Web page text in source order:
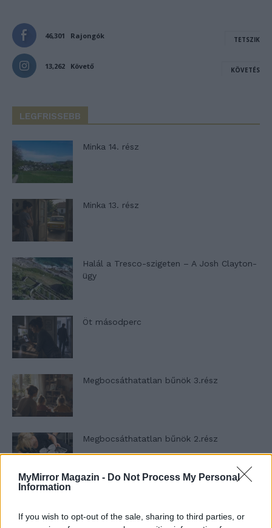
MyMirror Magazin - Do Not Process My Personal
Information
If you wish to opt-out of the sale, sharing to third parties, or
46,301 Rajongók TETSZIK
13,262 Követő KÖVETÉS
LEGFRISSEBB
Minka 14. rész
Minka 13. rész
Halál a Tresco-szigeten – A Josh Clayton-
ügy
Öt másodperc
Megbocsáthatatlan bűnök 3.rész
Megbocsáthatatlan bűnök 2.rész